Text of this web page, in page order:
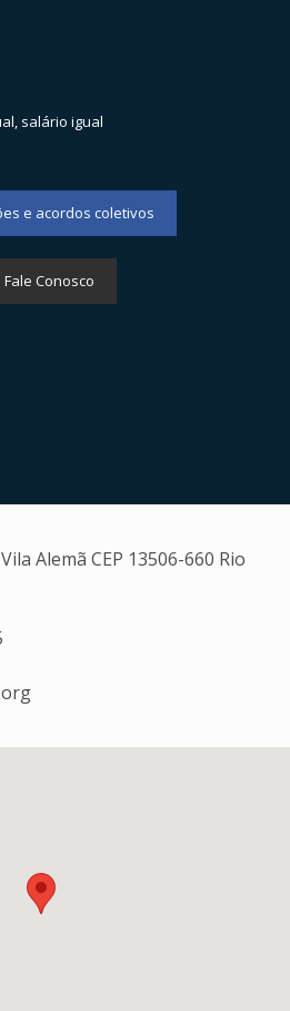
salário igual
e acordos coletivos
Fale Conosco
Alemã CEP 13506-660 Rio